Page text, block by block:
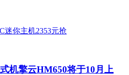
机擎云HM650将于10月上